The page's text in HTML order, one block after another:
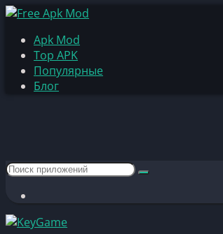
Apk Mod
Top APK
Популярные
Блог